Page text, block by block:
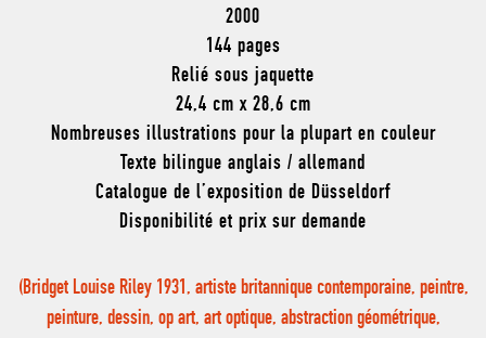
2000
144 pages
Relié sous jaquette
24,4 cm x 28,6 cm
Nombreuses illustrations pour la plupart en couleur
Texte bilingue anglais / allemand
Catalogue de l’exposition de Düsseldorf
Disponibilité et prix sur demande
(Bridget Louise Riley 1931, artiste britannique contemporaine, peintre,
peinture, dessin, op art, art optique, abstraction géométrique,